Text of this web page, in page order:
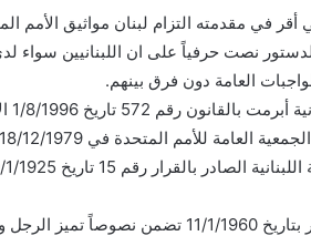
أقر في مقدمته التزام لبنان مواثيق الأمم
المادة 7 من الدستور نصت حرفياً على ان
العامة دون فرق بينهم.
وبما أن القانون الصادر بتاريخ 11/1/